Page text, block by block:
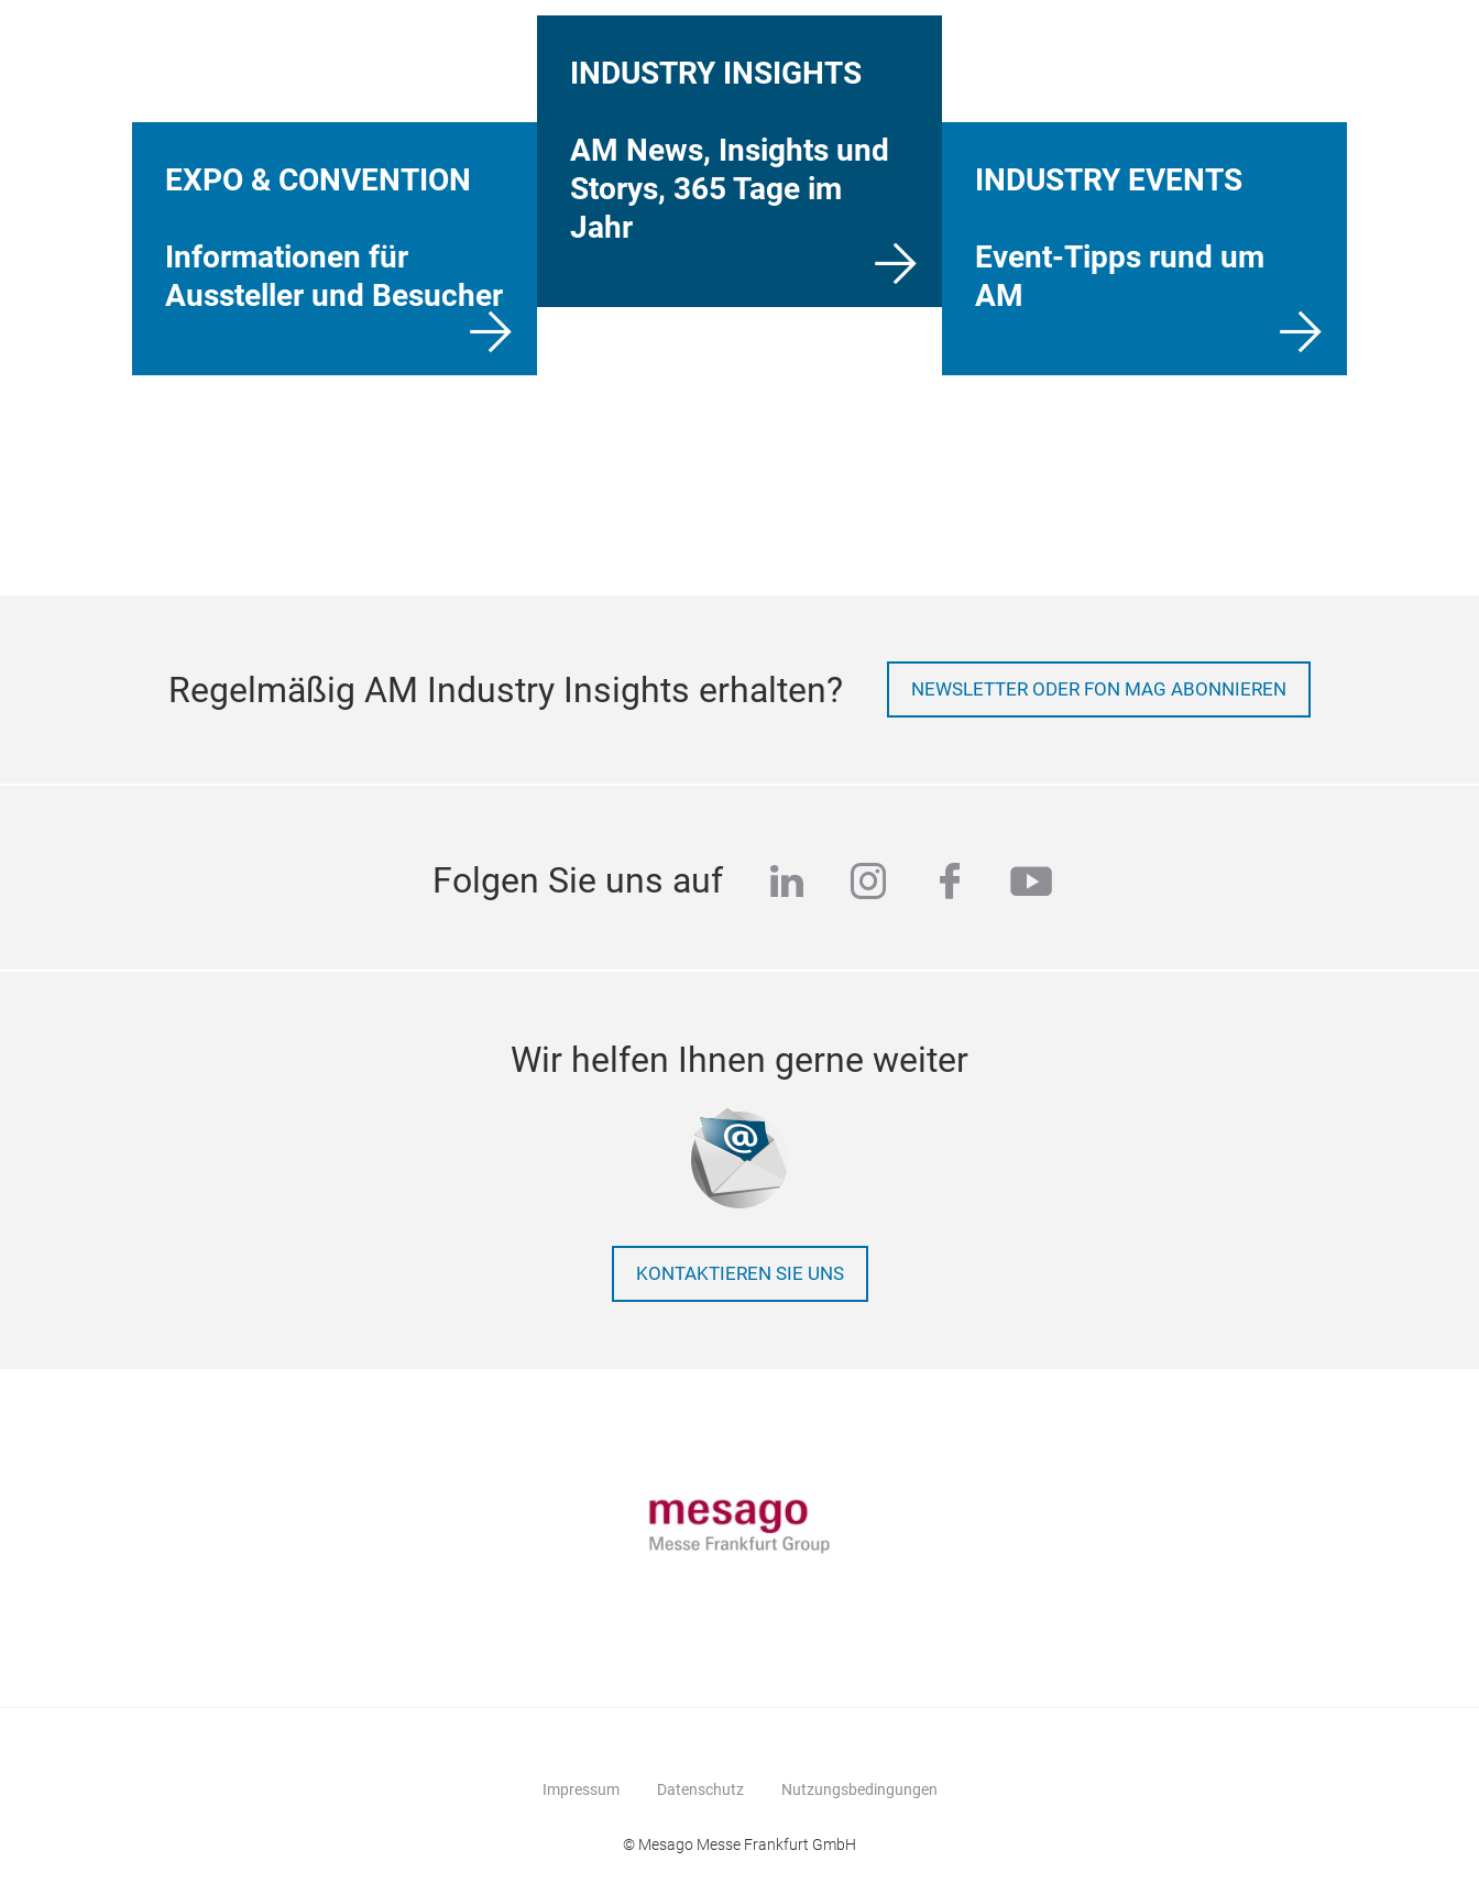
EXPO & CONVENTION
Informationen für
Aussteller und Besucher
INDUSTRY INSIGHTS
AM News, Insights und
Storys, 365 Tage im
Jahr
INDUSTRY EVENTS
Event-Tipps rund um
AM
Regelmäßig AM Industry Insights erhalten? NEWSLETTER ODER FON MAG ABONNIEREN
Folgen Sie uns auf linkedininstagram
facebook
youtube
Wir helfen Ihnen gerne weiter
KONTAKTIEREN SIE UNS
Impressum Datenschutz Nutzungsbedingungen
© Mesago Messe Frankfurt GmbH